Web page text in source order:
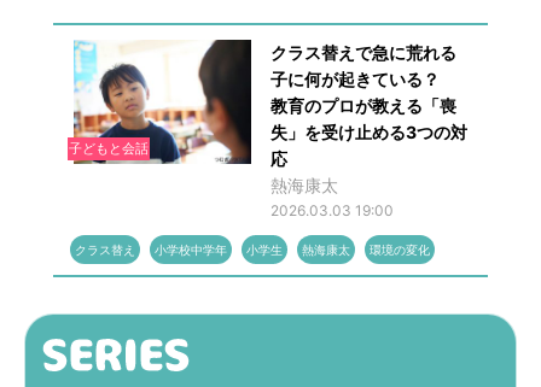
子どもと会話
クラス替えで急に荒れる
子に何が起きている？
教育のプロが教える「喪
失」を受け止める3つの対
応
熱海康太
2026.03.03 19:00
クラス替え 小学校中学年 小学生 熱海康太 環境の変化